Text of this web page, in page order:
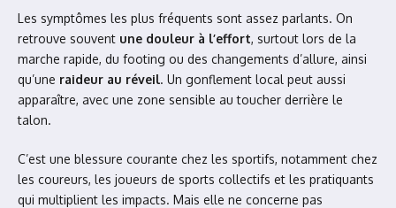
Les symptômes les plus fréquents sont assez parlants. On
retrouve souvent une douleur à l’effort, surtout lors de la
marche rapide, du footing ou des changements d’allure, ainsi
qu’une raideur au réveil. Un gonflement local peut aussi
apparaître, avec une zone sensible au toucher derrière le
talon.
C’est une blessure courante chez les sportifs, notamment chez
les coureurs, les joueurs de sports collectifs et les pratiquants
qui multiplient les impacts. Mais elle ne concerne pas